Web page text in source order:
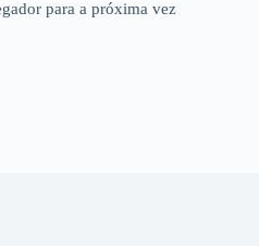
para a próxima vez